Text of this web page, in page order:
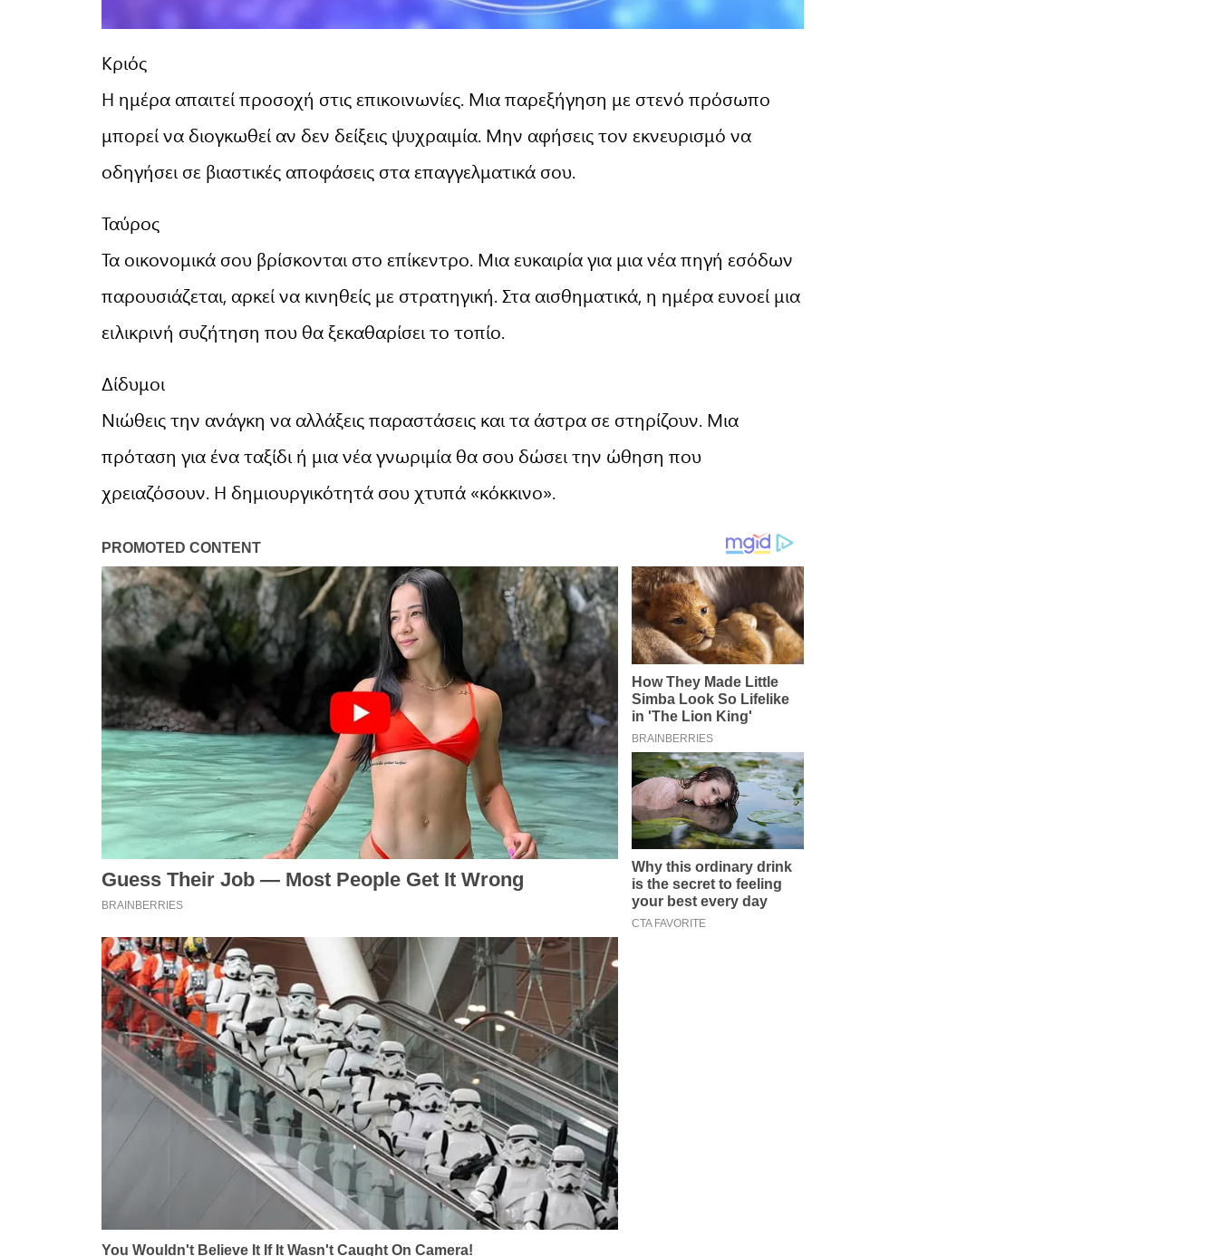
Κριός
Η ημέρα απαιτεί προσοχή στις επικοινωνίες. Μια παρεξήγηση με στενό πρόσωπο
μπορεί να διογκωθεί αν δεν δείξεις ψυχραιμία. Μην αφήσεις τον εκνευρισμό να
οδηγήσει σε βιαστικές αποφάσεις στα επαγγελματικά σου.
Ταύρος
Τα οικονομικά σου βρίσκονται στο επίκεντρο. Μια ευκαιρία για μια νέα πηγή εσόδων
παρουσιάζεται, αρκεί να κινηθείς με στρατηγική. Στα αισθηματικά, η ημέρα ευνοεί μια
ειλικρινή συζήτηση που θα ξεκαθαρίσει το τοπίο.
Δίδυμοι
Νιώθεις την ανάγκη να αλλάξεις παραστάσεις και τα άστρα σε στηρίζουν. Μια
πρόταση για ένα ταξίδι ή μια νέα γνωριμία θα σου δώσει την ώθηση που
χρειαζόσουν. Η δημιουργικότητά σου χτυπά «κόκκινο».